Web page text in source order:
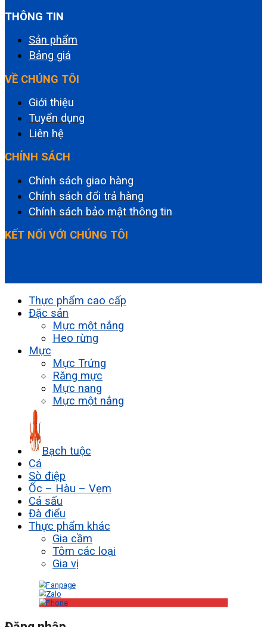
THÔNG TIN
Sản phẩm
Bảng giá
VỀ CHÚNG TÔI
Giới thiệu
Tuyển dụng
Liên hệ
CHÍNH SÁCH
Chính sách giao hàng
Chính sách đổi trả hàng
Chính sách bảo mật thông tin
KẾT NỐI VỚI CHÚNG TÔI
Thực phẩm cao cấp
Đặc sản
Mực một nắng
Heo rừng
Mực
Mực Trứng
Răng mực
Mực nang
Mực một nắng
Bạch tuộc
Cá
Sò điệp
Ốc – Hàu – Vẹm
Cá sấu
Đà điểu
Thực phẩm khác
Gia cầm
Tôm các loại
Gia vị